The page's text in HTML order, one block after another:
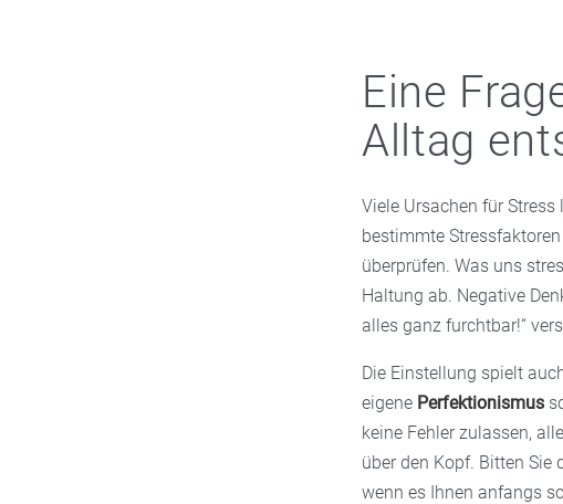
Eine
Alltag
Viele Ursachen für
bestimmte
überprüfen. Was uns
Haltung ab. Negative
alles ganz furchtbar!“
Die Einstellung spielt
eigene Perfektionismus
keine Fehler zulassen,
über den Kopf. Bitten Sie
wenn es Ihnen anfangs